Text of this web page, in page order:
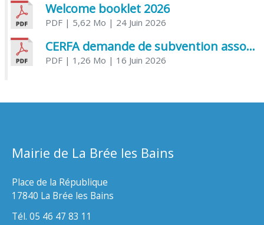
Welcome booklet 2026
PDF| 5,62 Mo | 24 Juin 2026
CERFA demande de subvention association
PDF| 1,26 Mo | 16 Juin 2026
Mairie de La Brée les Bains
Place de la République
17840 La Brée les Bains
Tél. 05 46 47 83 11